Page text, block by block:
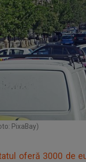
PixaBay)
oferă 3000 de